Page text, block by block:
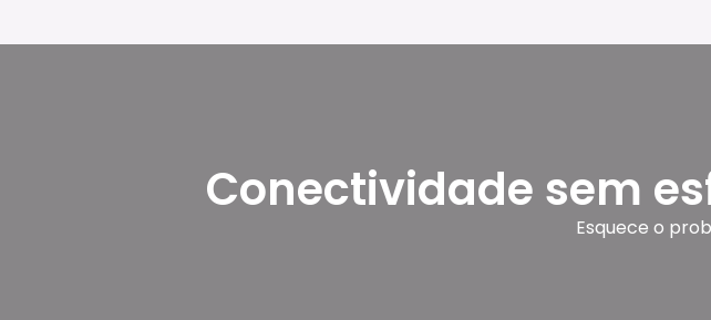
Conectividade sem
Esquece o